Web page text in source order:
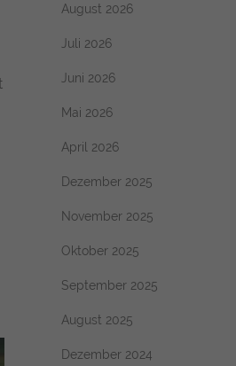
August 2026
Juli 2026
Juni 2026
Mai 2026
April 2026
Dezember 2025
November 2025
Oktober 2025
September 2025
August 2025
Dezember 2024